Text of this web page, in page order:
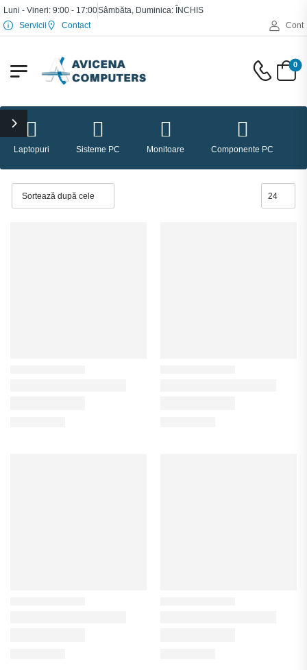
Luni - Vineri: 9:00 - 17:00Sâmbăta, Duminica: ÎNCHIS
Servicii
Contact Cont
0
Laptopuri Sisteme PC Monitoare Componente PC